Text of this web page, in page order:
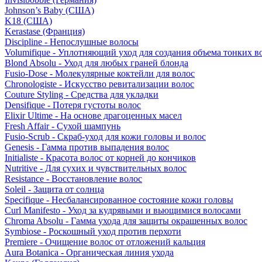
Johnson’s Baby (США)
K18 (США)
Kerastase (Франция)
Discipline - Непослушные волосы
Volumifique - Уплотняющий уход для создания объема тонких
Blond Absolu - Уход для любых граней блонда
Fusio-Dose - Молекулярные коктейли для волос
Chronologiste - Искусство ревитализации волос
Couture Styling - Средства для укладки
Densifique - Потеря густоты волос
Elixir Ultime - На основе драгоценных масел
Fresh Affair - Сухой шампунь
Fusio-Scrub - Скраб-уход для кожи головы и волос
Genesis - Гамма против выпадения волос
Initialiste - Красота волос от корней до кончиков
Nutritive - Для сухих и чувствительных волос
Resistance - Восстановление волос
Soleil - Защита от солнца
Specifique - Несбалансированное состояние кожи головы
Curl Manifesto - Уход за кудрявыми и вьющимися волосами
Chroma Absolu - Гамма ухода для защиты окрашенных волос
Symbiose - Роскошный уход против перхоти
Premiere - Очищение волос от отложений кальция
Aura Botanica - Органическая линия ухода